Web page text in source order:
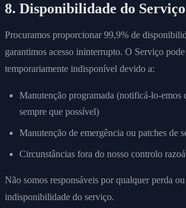
8. Disponibilidade do Serviço
Procuramos proporcionar 99,9% de
garantimos acesso ininterrupto. O Serviço pode
temporariamente indisponível devido a:
Manutenção programada (notificá-lo-emos
sempre que possível)
Manutenção de emergência ou patches de
Circunstâncias fora do nosso controlo
Não somos responsáveis por qualquer perda
indisponibilidade do serviço.